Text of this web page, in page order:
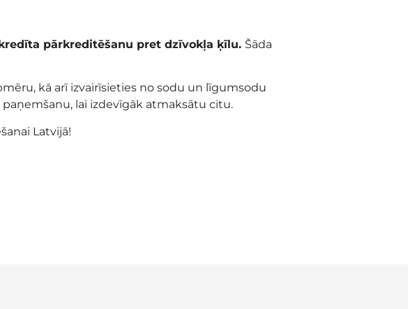
pārkreditēšanu pret dzīvokļa ķīlu. Šāda
kā arī izvairīsieties no sodu un līgumsodu
lai izdevīgāk atmaksātu citu.
Latvijā!